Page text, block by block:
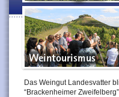
Das Weingut Landesvatter
“Brackenheimer